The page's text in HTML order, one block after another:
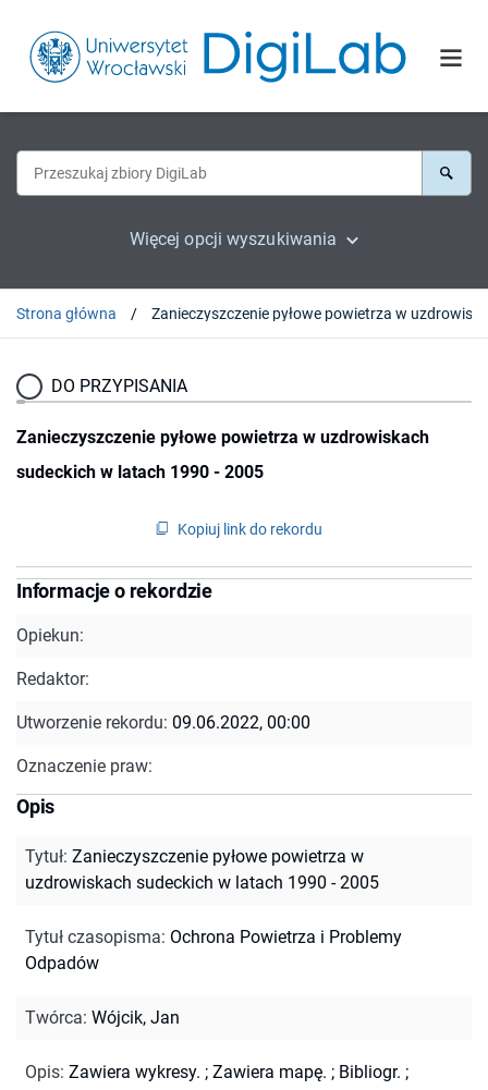
Więcej opcji wyszukiwania
Strona główna
DO PRZYPISANIA
Zanieczyszczenie pyłowe powietrza w uzdrowiskach
sudeckich w latach 1990 - 2005
Kopiuj link do rekordu
Informacje o rekordzie
Opiekun:
Redaktor:
Utworzenie rekordu: 09.06.2022, 00:00
Oznaczenie praw:
Opis
Tytuł: Zanieczyszczenie pyłowe powietrza w
uzdrowiskach sudeckich w latach 1990 - 2005
Tytuł czasopisma: Ochrona Powietrza i Problemy
Odpadów
Twórca: Wójcik, Jan
Opis: Zawiera wykresy. ; Zawiera mapę. ; Bibliogr. ;